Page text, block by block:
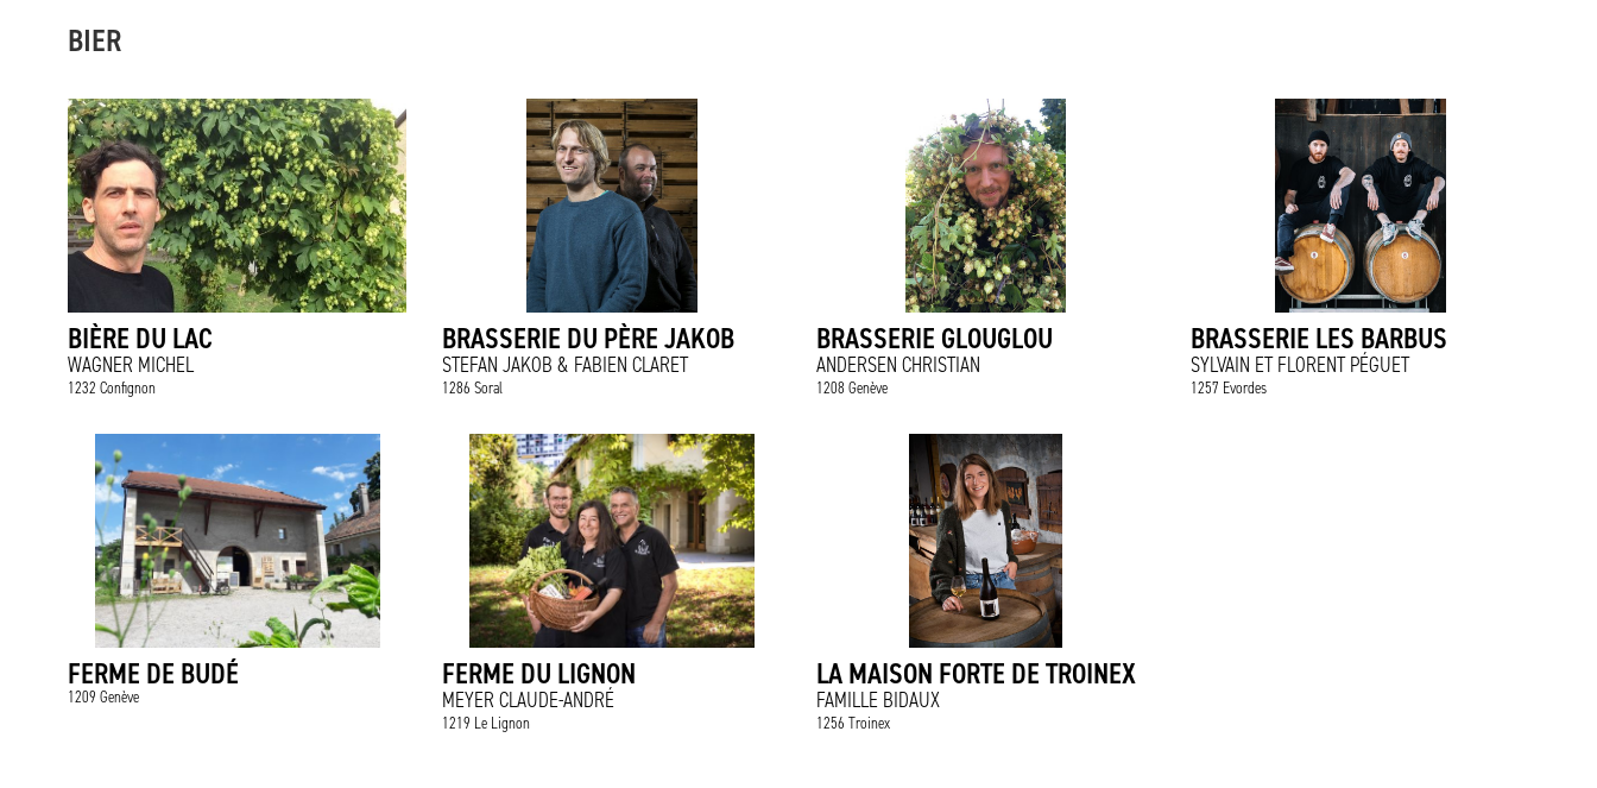
BIER
BIÈRE DU LAC
WAGNER MICHEL
1232 Confignon
BRASSERIE DU PÈRE JAKOB
STEFAN JAKOB & FABIEN CLARET
1286 Soral
BRASSERIE GLOUGLOU
ANDERSEN CHRISTIAN
1208 Genève
BRASSERIE LES BARBUS
SYLVAIN ET FLORENT PÉGUET
1257 Evordes
FERME DE BUDÉ
1209 Genève
FERME DU LIGNON
MEYER CLAUDE-ANDRÉ
1219 Le Lignon
LA MAISON FORTE DE TROINEX
FAMILLE BIDAUX
1256 Troinex